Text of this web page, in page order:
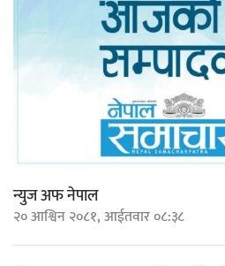
न्युज अफ नेपाल
२० आश्विन २०८१, आईतवार ०८:३८